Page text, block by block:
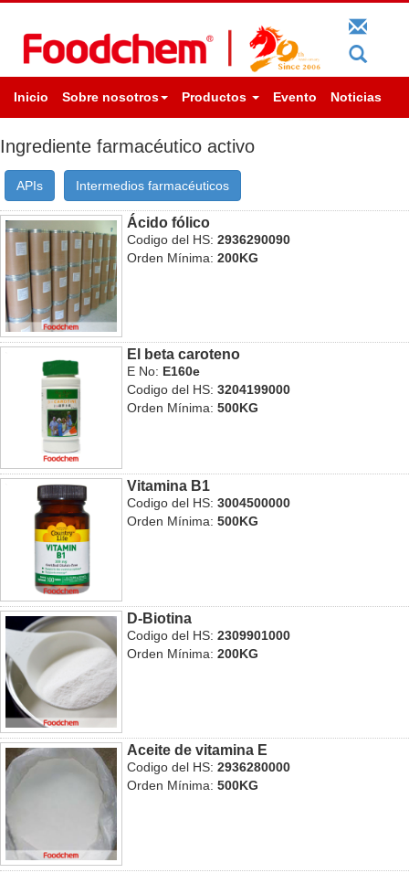
Inicio Sobre nosotros Productos Evento Noticias
Ingrediente farmacéutico activo
APIs Intermedios farmacéuticos
Ácido fólico
Codigo del HS:2936290090
Orden Mínima:200KG
El beta caroteno
E No: E160e
Codigo del HS:3204199000
Orden Mínima:500KG
Vitamina B1
Codigo del HS:3004500000
Orden Mínima:500KG
D-Biotina
Codigo del HS:2309901000
Orden Mínima:200KG
Aceite de vitamina E
Codigo del HS:2936280000
Orden Mínima:500KG